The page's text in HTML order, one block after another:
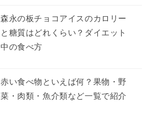
森永の板チョコアイスのカロリー
と糖質はどれくらい？ダイエット
中の食べ方
赤い食べ物といえば何？果物・野
菜・肉類・魚介類など一覧で紹介